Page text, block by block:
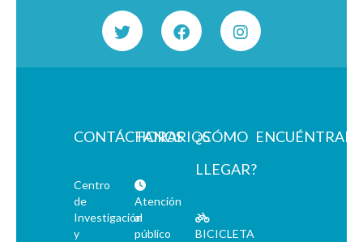
CONTÁCTANOS
Centro
de
Investigación
y
HORARIOS
Atención
al
público
¿CÓMO
LLEGAR?
BICICLETA